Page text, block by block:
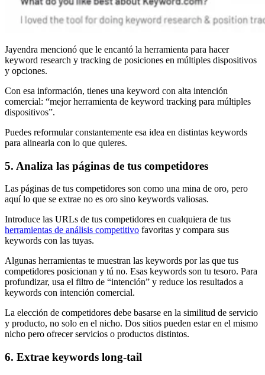
Jayendra mencionó que le encantó la herramienta para hacer
keyword research y tracking de posiciones en múltiples dispositivos
y opciones.
Con esa información, tienes una keyword con alta intención
comercial: “mejor herramienta de keyword tracking para múltiples
dispositivos”.
Puedes reformular constantemente esa idea en distintas keywords
para alinearla con lo que quieres.
5. Analiza las páginas de tus competidores
Las páginas de tus competidores son como una mina de oro, pero
aquí lo que se extrae no es oro sino keywords valiosas.
Introduce las URLs de tus competidores en cualquiera de tus
herramientas de análisis competitivo favoritas y compara sus
keywords con las tuyas.
Algunas herramientas te muestran las keywords por las que tus
competidores posicionan y tú no. Esas keywords son tu tesoro. Para
profundizar, usa el filtro de “intención” y reduce los resultados a
keywords con intención comercial.
La elección de competidores debe basarse en la similitud de servicio
y producto, no solo en el nicho. Dos sitios pueden estar en el mismo
nicho pero ofrecer servicios o productos distintos.
6. Extrae keywords long-tail